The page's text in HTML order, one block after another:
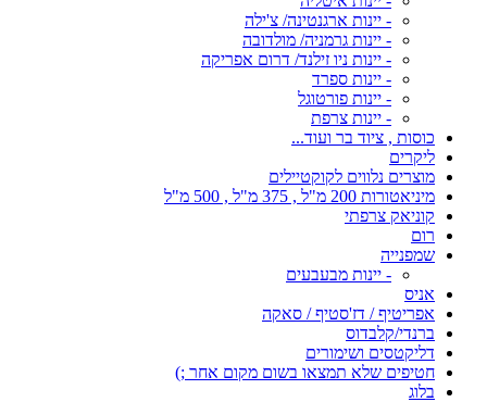
- יינות ארגנטינה/ צ'ילה
- יינות גרמניה/ מולדובה
- יינות ניו זילנד/ דרום אפריקה
- יינות ספרד
- יינות פורטוגל
- יינות צרפת
כוסות , ציוד בר ועוד...
ליקרים
מוצרים נלווים לקוקטיילים
מיניאטורות 200 מ"ל , 375 מ"ל , 500 מ"ל
קוניאק צרפתי
רום
שמפנייה
- יינות מבעבעים
אניס
אפריטיף / דז'סטיף / סאקה
ברנדי/קלבדוס
דליקטסים ושימורים
חטיפים שלא תמצאו בשום מקום אחר ;)
בלוג